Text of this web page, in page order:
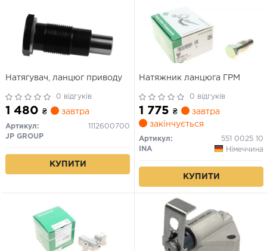
Натягувач, ланцюг приводу
0 відгуків
1 480 ₴ завтра
Артикул:
1112600700
JP GROUP
КУПИТИ
Натяжник ланцюга ГРМ
0 відгуків
1 775 ₴
завтра
закінчується
Артикул:
551 0025 10
INA
Німеччина
КУПИТИ